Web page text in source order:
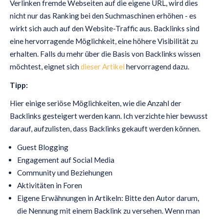
Verlinken fremde Webseiten auf die eigene URL, wird dies
nicht nur das Ranking bei den Suchmaschinen erhöhen - es
wirkt sich auch auf den Website-Traffic aus. Backlinks sind
eine hervorragende Möglichkeit, eine höhere Visibilität zu
erhalten. Falls du mehr über die Basis von Backlinks wissen
möchtest, eignet sichdieser Artikelhervorragend dazu.
Tipp:
Hier einige seriöse Möglichkeiten, wie die Anzahl der
Backlinks gesteigert werden kann. Ich verzichte hier bewusst
darauf, aufzulisten, dass Backlinks gekauft werden können.
Guest Blogging
Engagement auf Social Media
Community und Beziehungen
Aktivitäten in Foren
Eigene Erwähnungen in Artikeln: Bitte den Autor darum,
die Nennung mit einem Backlink zu versehen. Wenn man